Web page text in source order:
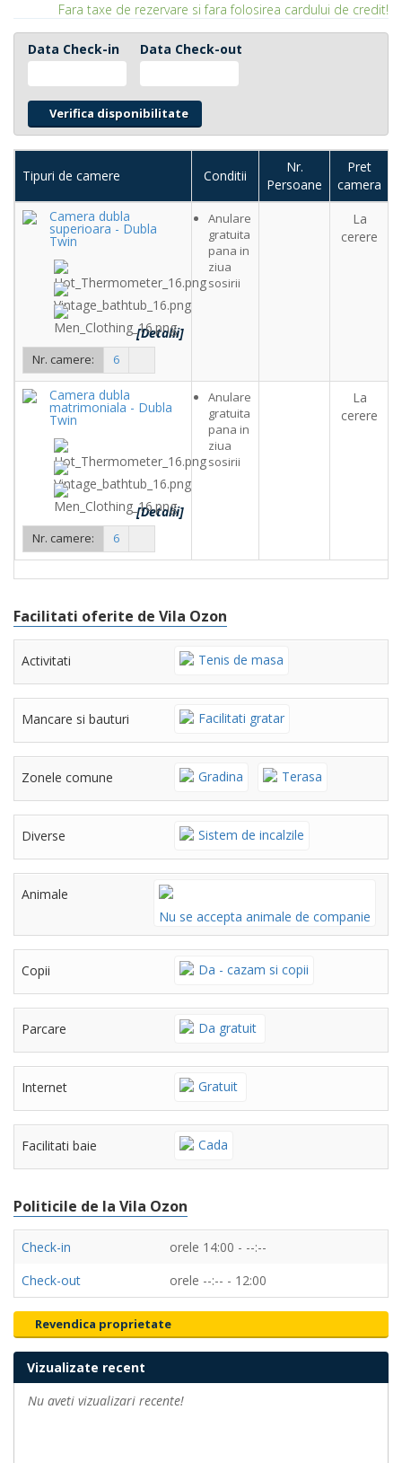
Fara taxe de rezervare si fara folosirea cardului de credit!
Data Check-in Data Check-out
Tipuri de camere Conditii
Nr.
Persoane
Pret
camera
Camera dubla
superioara - Dubla
Twin
[Detalii]
Nr. camere: 6
Anulare
gratuita
pana in
ziua
sosirii
La
cerere
Camera dubla
matrimoniala - Dubla
Twin
[Detalii]
Nr. camere: 6
Anulare
gratuita
pana in
ziua
sosirii
La
cerere
Facilitati oferite de Vila Ozon
Activitati Tenis de masa
Mancare si bauturi Facilitati gratar
Zonele comune Gradina Terasa
Diverse Sistem de incalzile
Animale
Nu se accepta animale de companie
Copii Da - cazam si copii
Parcare Da gratuit
Internet Gratuit
Facilitati baie Cada
Politicile de la Vila Ozon
Check-in
orele 14:00 - --:--
Check-out
orele --:-- - 12:00
Revendica proprietate
Vizualizate recent
Nu aveti vizualizari recente!